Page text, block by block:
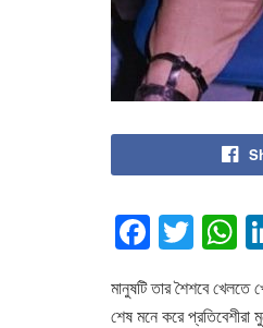
F
a
c
T
wi
tt
h
মানুষটি তার শৈশবে
শেষ মনে করে